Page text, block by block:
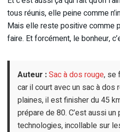
tous réunis, elle peine comme
Mais elle reste positive comme
faire. Et forcément, le bonheur,
Auteur :Sac à dos rouge, se
car il court avec un sac à dos
plaines, il est finisher du 45
prépare de 80. C’est aussi
technologies, incollable sur